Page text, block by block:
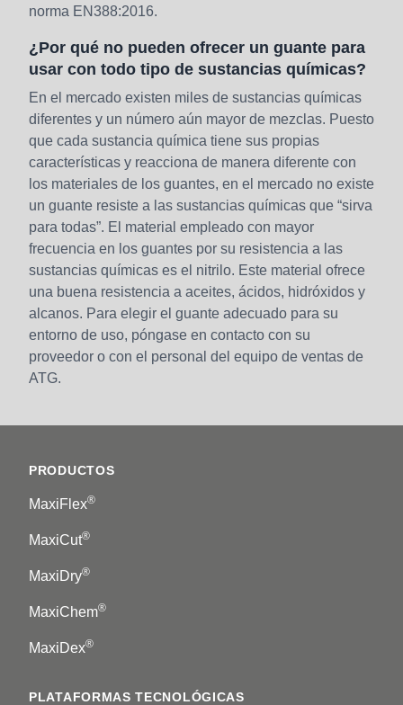
norma EN388:2016.
¿Por qué no pueden ofrecer un guante para
usar con todo tipo de sustancias químicas?
En el mercado existen miles de sustancias químicas
diferentes y un número aún mayor de mezclas. Puesto
que cada sustancia química tiene sus propias
características y reacciona de manera diferente con
los materiales de los guantes, en el mercado no existe
un guante resiste a las sustancias químicas que “sirva
para todas”. El material empleado con mayor
frecuencia en los guantes por su resistencia a las
sustancias químicas es el nitrilo. Este material ofrece
una buena resistencia a aceites, ácidos, hidróxidos y
alcanos. Para elegir el guante adecuado para su
entorno de uso, póngase en contacto con su
proveedor o con el personal del equipo de ventas de
ATG.
PRODUCTOS
MaxiFlex®
MaxiCut®
MaxiDry®
MaxiChem®
MaxiDex®
PLATAFORMAS TECNOLÓGICAS